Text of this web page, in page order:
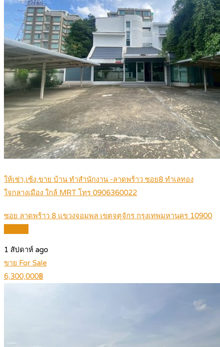
ให้เช่า,เซ้ง,ขาย บ้าน ทำสำนักงาน -ลาดพร้าว ซอย8 ทำเลทอง
ใจกลางเมือง ใกล้ MRT โทร 0906360022
ซอย ลาดพร้าว 8 แขวงจอมพล เขตจตุจักร กรุงเทพมหานคร 10900
1 สัปดาห์ ago
ขาย For Sale
6,300,000฿